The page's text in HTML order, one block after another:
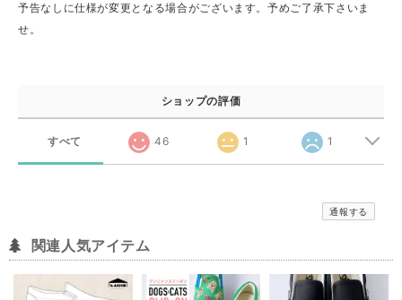
予告なしに仕様が変更となる場合がございます。予めご了承下さいま
せ。
ショップの評価
すべて 46 1 1
通報する
関連人気アイテム